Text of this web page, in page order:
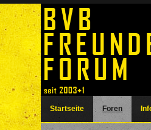
Startseite Foren